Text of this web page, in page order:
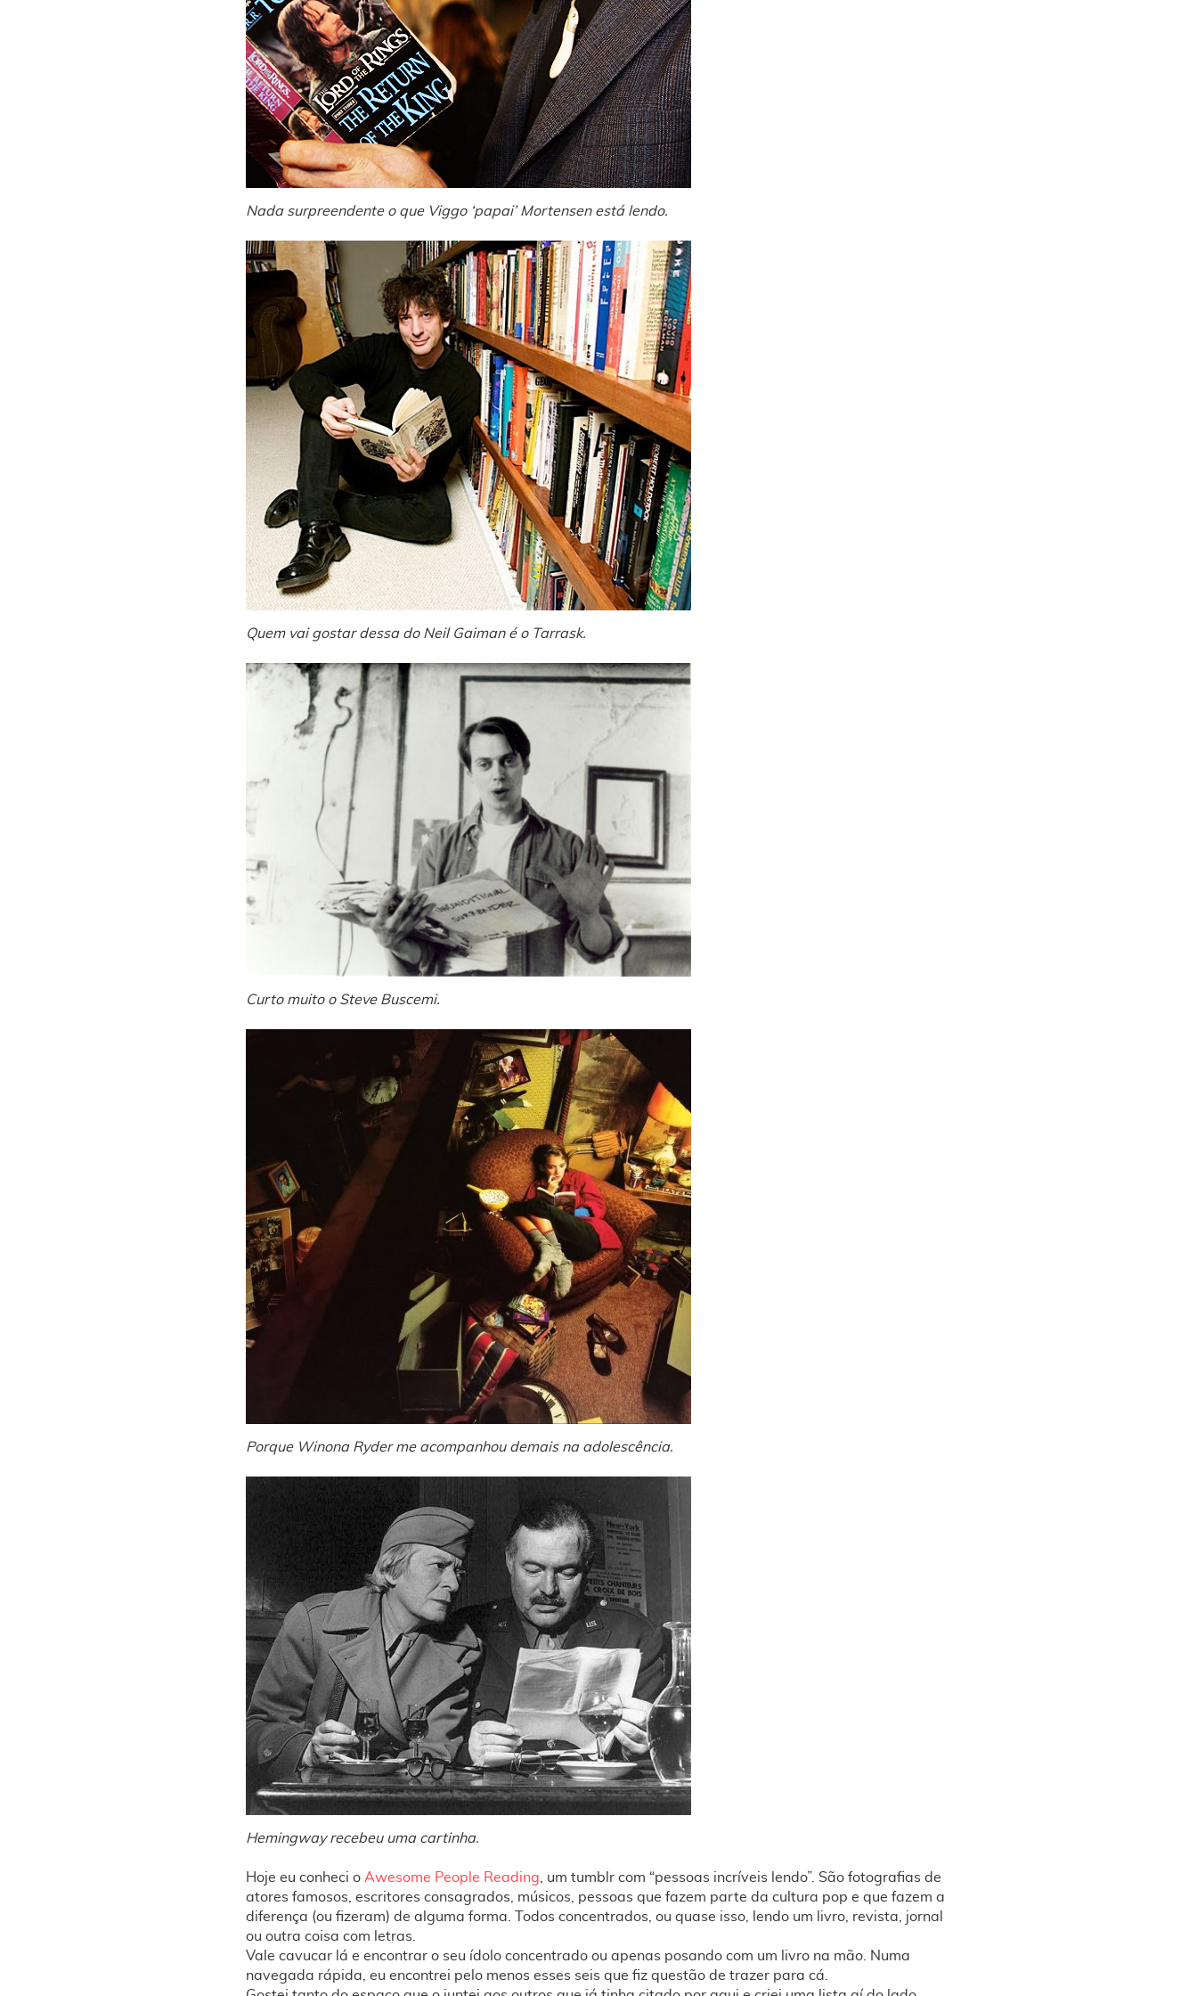
Nada surpreendente o que Viggo ‘papai’ Mortensen está lendo.
Quem vai gostar dessa do Neil Gaiman é o Tarrask.
Curto muito o Steve Buscemi.
Porque Winona Ryder me acompanhou demais na adolescência.
Hemingway recebeu uma cartinha.
Hoje eu conheci o Awesome People Reading , um tumblr com “pessoas incríveis lendo”. São fotografias de
atores famosos, escritores consagrados, músicos, pessoas que fazem parte da cultura pop e que fazem a
diferença (ou fizeram) de alguma forma. Todos concentrados, ou quase isso, lendo um livro, revista, jornal
ou outra coisa com letras.
Vale cavucar lá e encontrar o seu ídolo concentrado ou apenas posando com um livro na mão. Numa
navegada rápida, eu encontrei pelo menos esses seis que fiz questão de trazer para cá.